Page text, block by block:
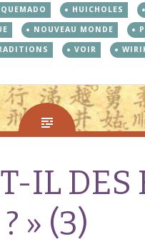
HUICHOLES
NOUVEAU MONDE
VOIR
IL
? » (3)